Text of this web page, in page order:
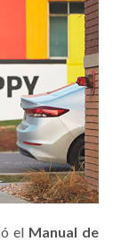
el Manual de